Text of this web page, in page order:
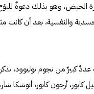
الحيض، وهو بذلك دعوةٌ
والنفسية، بعد أن
كبيرٌ من نجوم بوليوود،
كابور، أرجون كابور، أنوشكا